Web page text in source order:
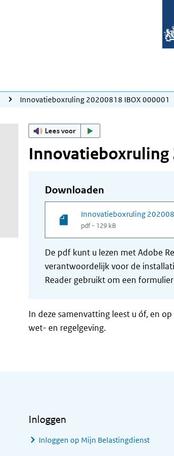
Innovatieboxruling 20200818 IBOX 000001
Lees voor
Innovatieboxruling
Downloaden
Innovatieboxruling
pdf - 129 kB
De pdf kunt u lezen met Adobe
verantwoordelijk voor de
Reader gebruikt om een
In deze samenvatting leest u óf, en
wet- en regelgeving.
Inloggen
Inloggen op Mijn Belastingdienst